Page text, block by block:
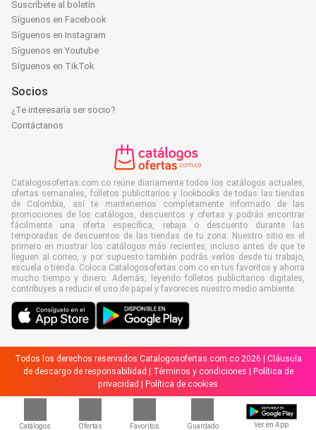
Catálogos Ofertas Favoritos Guardado Ver en App
Suscríbete al boletín
Síguenos en Facebook
Síguenos en Instagram
Síguenos en Youtube
Síguenos en TikTok
Socios
¿Te interesaría ser socio?
Contáctanos
Catalogosofertas.com.co reúne diariamente todos los catálogos actuales,
ofertas semanales, folletos publicitarios y lookbooks de todas las tiendas
de Colombia, así te mantenemos completamente informado de las
promociones de los catálogos, descuentos y ofertas y podrás encontrar
fácilmente una oferta específica, rebaja o descuento durante las
temporadas de descuentos de las tiendas de tu zona. Nuestro sitio es el
primero en mostrar los catálogos más recientes, incluso antes de que te
lleguen al correo, y por supuesto también podrás verlos desde tu trabajo,
escuela o tienda. Coloca Catalogosofertas.com.co en tus favoritos y ahorra
mucho tiempo y dinero. Además, leyendo folletos publicitarios digitales,
contribuyes a reducir el uso de papel y favoreces nuestro medio ambiente.
Todos los derechos reservados Catalogosofertas.com.co 2026 | Cláusula
de descargo de responsabilidad | Términos y condiciones | Política de
privacidad | Política de cookies